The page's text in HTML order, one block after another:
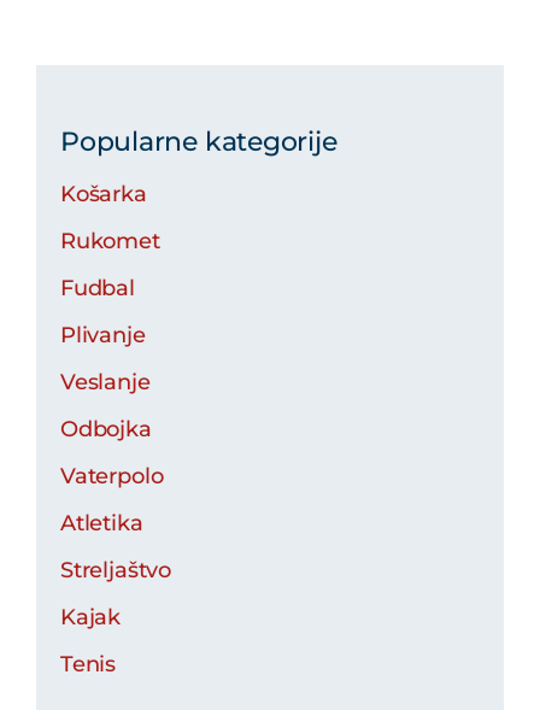
Popularne kategorije
Košarka
Rukomet
Fudbal
Plivanje
Veslanje
Odbojka
Vaterpolo
Atletika
Streljaštvo
Kajak
Tenis